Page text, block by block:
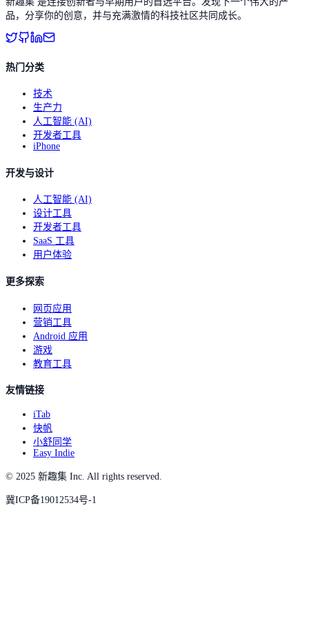
品，分享你的创意，并与充满激情的科技社区共同成长。
热门分类
技术
生产力
人工智能 (AI)
开发者工具
iPhone
开发与设计
人工智能 (AI)
设计工具
开发者工具
SaaS 工具
用户体验
更多探索
网页应用
营销工具
Android 应用
游戏
教育工具
友情链接
iTab
快帆
小舒同学
Easy Indie
© 2025 新趣集 Inc. All rights reserved.
冀ICP备19012534号-1